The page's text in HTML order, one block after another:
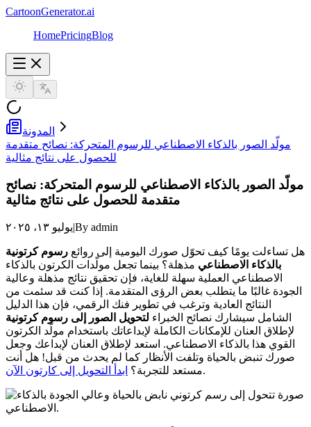
CartoonGenerator.ai
HomePricingBlog
المدونة
مولّد الصور بالذكاء الاصطناعي للرسوم المتحركة: نصائح متقدمة
للحصول على نتائج مثالية
مولّد الصور بالذكاء الاصطناعي للرسوم المتحركة: نصائح
متقدمة للحصول على نتائج مثالية
يوليو ١٣، ٢٠٢٥|By admin
هل تساءلت يومًا كيف تحوّل صورك اليومية إلى روائع رسوم كرتونية
بالذكاء الاصطناعي مذهلة؟ بينما تجعل مولّدات الكرتون بالذكاء
الاصطناعي العملية سهلة للغاية، فإن تحقيق نتائج مذهلة وعالية
الجودة غالبًا ما يتطلب بعض الرؤى المتقدمة. إذا كنت قد سئمت من
النتائج العادية وترغب في تطوير فنك الرقمي، فإن هذا الدليل
الشامل سيشارك نصائح الخبراء لتحويل الصور إلى رسوم كرتونية
لإطلاق العنان للإمكانات الكاملة لإبداعاتك باستخدام مولّد الكرتون
القوي هذا بالذكاء الاصطناعي. استعد لإطلاق العنان لإبداعك وجعل
صورك تنبض بالحياة وتلفت الأنظار كما لم يحدث من قبل! هل أنت
مستعد للتجربة؟ ابدأ التحويل إلى كارتون الآن .